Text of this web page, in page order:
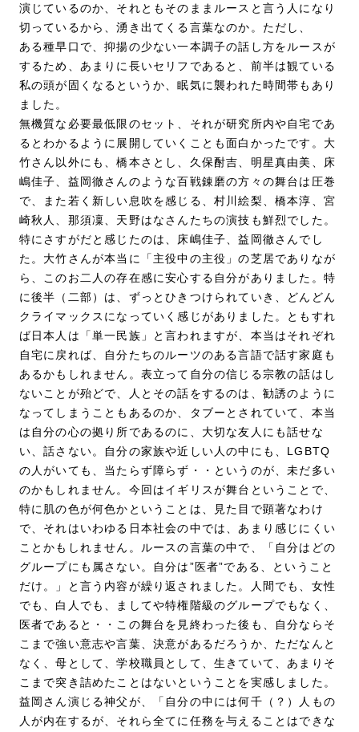
演じているのか、それともそのままルースと言う人になり
切っているから、湧き出てくる言葉なのか。ただし、
ある種早口で、抑揚の少ない一本調子の話し方をルースが
するため、あまりに長いセリフであると、前半は観ている
私の頭が固くなるというか、眠気に襲われた時間帯もあり
ました。
無機質な必要最低限のセット、それが研究所内や自宅であ
るとわかるように展開していくことも面白かったです。大
竹さん以外にも、橋本さとし、久保酎吉、明星真由美、床
嶋佳子、益岡徹さんのような百戦錬磨の方々の舞台は圧巻
で、また若く新しい息吹を感じる、村川絵梨、橋本淳、宮
崎秋人、那須凜、天野はなさんたちの演技も鮮烈でした。
特にさすがだと感じたのは、床嶋佳子、益岡徹さんでし
た。大竹さんが本当に「主役中の主役」の芝居でありなが
ら、このお二人の存在感に安心する自分がありました。特
に後半（二部）は、ずっとひきつけられていき、どんどん
クライマックスになっていく感じがありました。ともすれ
ば日本人は「単一民族」と言われますが、本当はそれぞれ
自宅に戻れば、自分たちのルーツのある言語で話す家庭も
あるかもしれません。表立って自分の信じる宗教の話はし
ないことが殆どで、人とその話をするのは、勧誘のように
なってしまうこともあるのか、タブーとされていて、本当
は自分の心の拠り所であるのに、大切な友人にも話せな
い、話さない。自分の家族や近しい人の中にも、LGBTQ
の人がいても、当たらず障らず・・というのが、未だ多い
のかもしれません。今回はイギリスが舞台ということで、
特に肌の色が何色かということは、見た目で顕著なわけ
で、それはいわゆる日本社会の中では、あまり感じにくい
ことかもしれません。ルースの言葉の中で、「自分はどの
グループにも属さない。自分は”医者”である、ということ
だけ。」と言う内容が繰り返されました。人間でも、女性
でも、白人でも、ましてや特権階級のグループでもなく、
医者であると・・この舞台を見終わった後も、自分ならそ
こまで強い意志や言葉、決意があるだろうか、ただなんと
なく、母として、学校職員として、生きていて、あまりそ
こまで突き詰めたことはないということを実感しました。
益岡さん演じる神父が、「自分の中には何千（？）人もの
人が内在するが、それら全てに任務を与えることはできな